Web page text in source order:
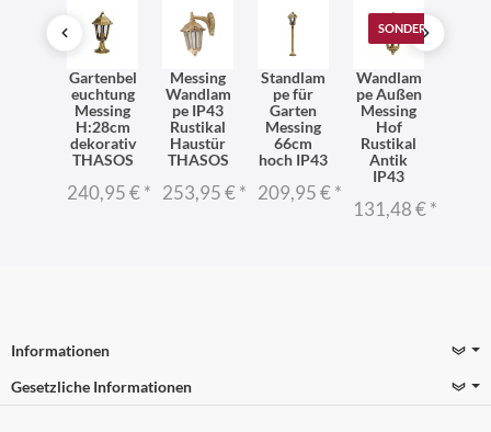
Gartenbel
euchtung
Messing
H:28cm
dekorativ
THASOS
240,95 €*
Messing
Wandlam
pe IP43
Rustikal
Haustür
THASOS
253,95 €*
Standlam
pe für
Garten
Messing
66cm
hoch IP43
209,95 €*
SONDERANGEBOT
Wandlam
pe Außen
Messing
Hof
Rustikal
Antik
IP43
131,48 €*
Informationen
Gesetzliche Informationen